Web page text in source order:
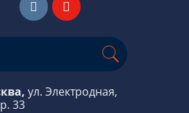
ул. Электродная,
33